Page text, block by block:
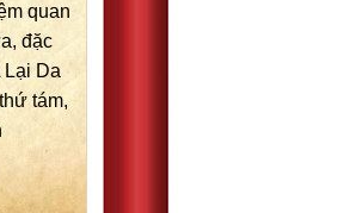
quan
đặc
Lại Da
tám,